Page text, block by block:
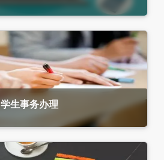
学生事务办理